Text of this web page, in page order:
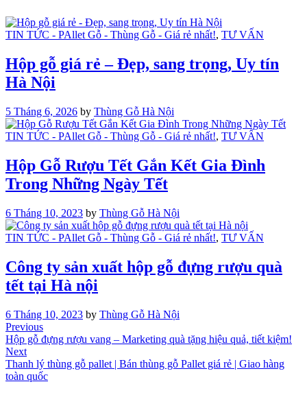
TIN TỨC - PAllet Gỗ - Thùng Gỗ - Giá rẻ nhất!, TƯ VẤN
Hộp gỗ giá rẻ – Đẹp, sang trọng, Uy tín
Hà Nội
5 Tháng 6, 2026 by Thùng Gỗ Hà Nội
TIN TỨC - PAllet Gỗ - Thùng Gỗ - Giá rẻ nhất!, TƯ VẤN
Hộp Gỗ Rượu Tết Gắn Kết Gia Đình
Trong Những Ngày Tết
6 Tháng 10, 2023 by Thùng Gỗ Hà Nội
TIN TỨC - PAllet Gỗ - Thùng Gỗ - Giá rẻ nhất!, TƯ VẤN
Công ty sản xuất hộp gỗ đựng rượu quà
tết tại Hà nội
6 Tháng 10, 2023 by Thùng Gỗ Hà Nội
Điều
hướng
bài
viết
Previous
Post
Previous
Hộp gỗ đựng rượu vang – Marketing quà tặng hiệu quả, tiết kiệm!
Next
Post
Next
Thanh lý thùng gỗ pallet | Bán thùng gỗ Pallet giá rẻ | Giao hàng
toàn quốc‎